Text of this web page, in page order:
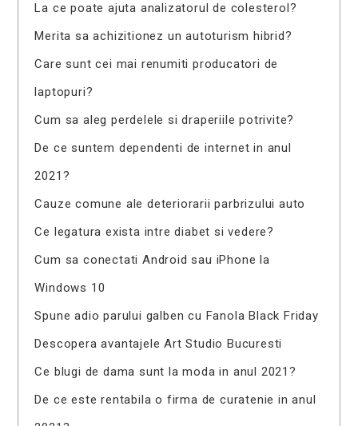
La ce poate ajuta analizatorul de colesterol?
Merita sa achizitionez un autoturism hibrid?
Care sunt cei mai renumiti producatori de
laptopuri?
Cum sa aleg perdelele si draperiile potrivite?
De ce suntem dependenti de internet in anul
2021?
Cauze comune ale deteriorarii parbrizului auto
Ce legatura exista intre diabet si vedere?
Cum sa conectati Android sau iPhone la
Windows 10
Spune adio parului galben cu Fanola Black Friday
Descopera avantajele Art Studio Bucuresti
Ce blugi de dama sunt la moda in anul 2021?
De ce este rentabila o firma de curatenie in anul